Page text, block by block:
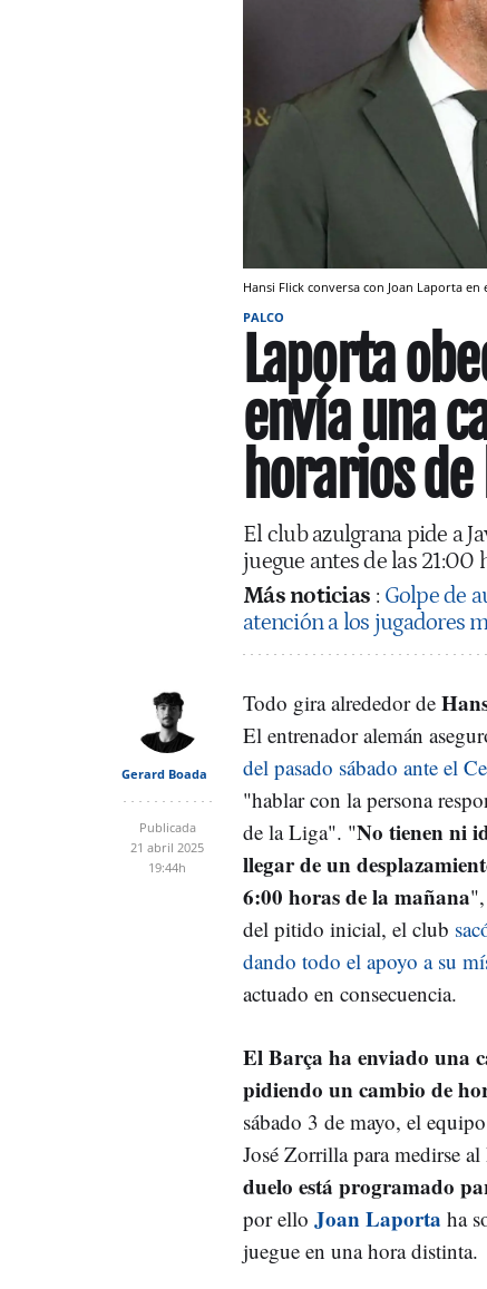
Hansi Flick conversa con Joan Laporta
PALCO
Laporta
envía una
horarios de
El club azulgrana pide a
juegue antes de las 21:00
Más noticias : Golpe de
atención a los jugadores
Gerard Boada
Publicada
21 abril 2025
19:44h
Todo gira alrededor de
El entrenador alemán
del pasado sábado ante el
"hablar con la persona
de la Liga". "No tienen ni
llegar de un
6:00 horas de la mañana
del pitido inicial, el club
dando todo el apoyo a su
actuado en consecuencia.
El Barça ha enviado una
pidiendo un cambio de
sábado 3 de mayo, el
José Zorrilla para medirse
duelo está programado
por ello Joan Laporta ha
juegue en una hora distinta.